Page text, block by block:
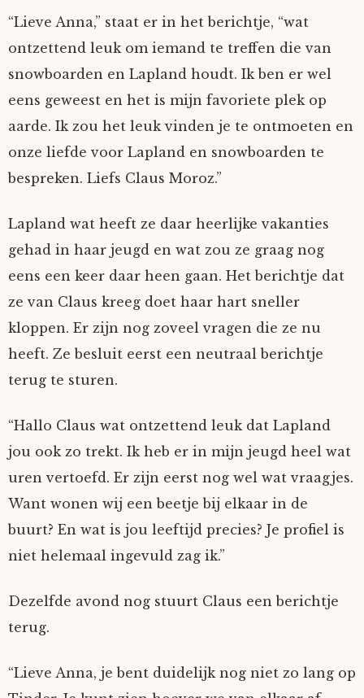
“Lieve Anna,” staat er in het berichtje, “wat
ontzettend leuk om iemand te treffen die van
snowboarden en Lapland houdt. Ik ben er wel
eens geweest en het is mijn favoriete plek op
aarde. Ik zou het leuk vinden je te ontmoeten en
onze liefde voor Lapland en snowboarden te
bespreken. Liefs Claus Moroz.”
Lapland wat heeft ze daar heerlijke vakanties
gehad in haar jeugd en wat zou ze graag nog
eens een keer daar heen gaan. Het berichtje dat
ze van Claus kreeg doet haar hart sneller
kloppen. Er zijn nog zoveel vragen die ze nu
heeft. Ze besluit eerst een neutraal berichtje
terug te sturen.
“Hallo Claus wat ontzettend leuk dat Lapland
jou ook zo trekt. Ik heb er in mijn jeugd heel wat
uren vertoefd. Er zijn eerst nog wel wat vraagjes.
Want wonen wij een beetje bij elkaar in de
buurt? En wat is jou leeftijd precies? Je profiel is
niet helemaal ingevuld zag ik.”
Dezelfde avond nog stuurt Claus een berichtje
terug.
“Lieve Anna, je bent duidelijk nog niet zo lang op